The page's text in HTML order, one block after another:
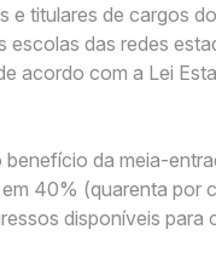
e titulares de cargos
escolas das redes
acordo com a Lei
benefício da meia-
40% (quarenta por
disponíveis para